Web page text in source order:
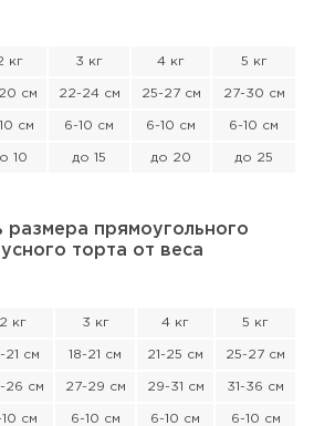
кг 3 кг 4 кг 5 кг
см 22-24 см 25-27 см 27-30 см
см 6-10 см 6-10 см 6-10 см
10 до 15 до 20 до 25
размера прямоугольного
торта от веса
2 кг 3 кг 4 кг 5 кг
21 см 18-21 см 21-25 см 25-27 см
26 см 27-29 см 29-31 см 31-36 см
см 6-10 см 6-10 см 6-10 см